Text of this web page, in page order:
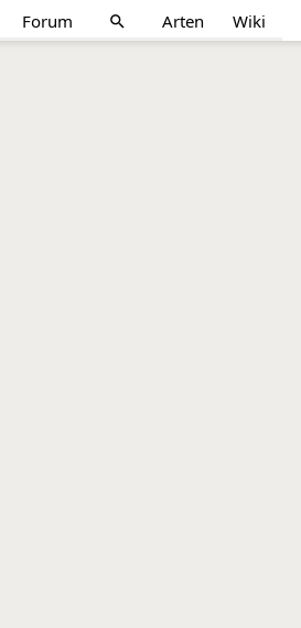
Forum search Arten Wiki